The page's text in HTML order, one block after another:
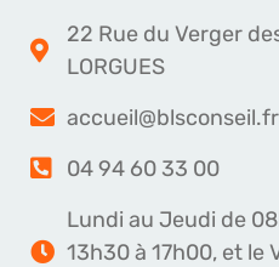
22 Rue du Verger
LORGUES
accueil@blsconseil.fr
04 94 60 33 00
Lundi au Jeudi de
13h30 à 17h00, et le